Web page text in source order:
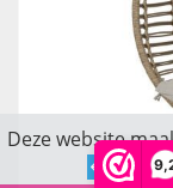
Deze website
LATER